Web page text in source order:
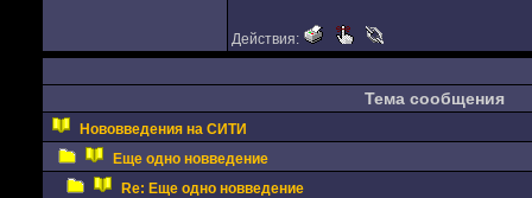
Действия:
Тема сообщения
Нововведения на СИТИ
Еще одно новведение
Re: Еще одно новведение